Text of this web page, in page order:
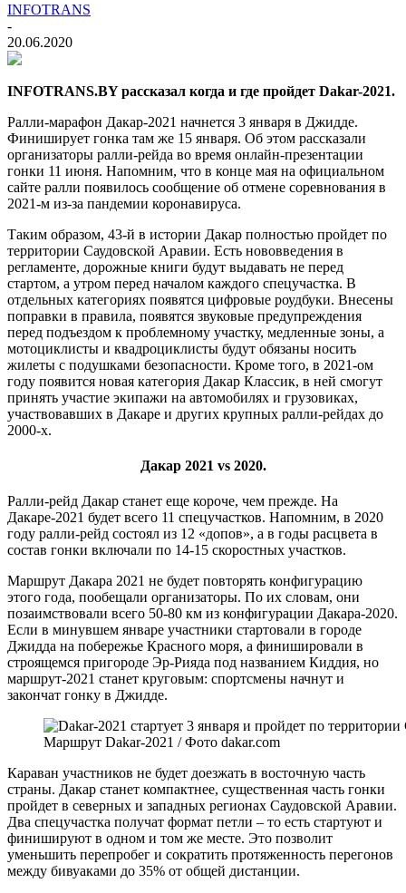
INFOTRANS
-
20.06.2020
INFOTRANS.BY рассказал когда и где пройдет Dakar-2021.
Ралли-марафон Дакар-2021 начнется 3 января в Джидде.
Финиширует гонка там же 15 января. Об этом рассказали
организаторы ралли-рейда во время онлайн-презентации
гонки 11 июня. Напомним, что в конце мая на официальном
сайте ралли появилось сообщение об отмене соревнования в
2021-м из-за пандемии коронавируса.
Таким образом, 43-й в истории Дакар полностью пройдет по
территории Саудовской Аравии. Есть нововведения в
регламенте, дорожные книги будут выдавать не перед
стартом, а утром перед началом каждого спецучастка. В
отдельных категориях появятся цифровые роудбуки. Внесены
поправки в правила, появятся звуковые предупреждения
перед подъездом к проблемному участку, медленные зоны, а
мотоциклисты и квадроциклисты будут обязаны носить
жилеты с подушками безопасности. Кроме того, в 2021-ом
году появится новая категория Дакар Классик, в ней смогут
принять участие экипажи на автомобилях и грузовиках,
участвовавших в Дакаре и других крупных ралли-рейдах до
2000-х.
Дакар 2021 vs 2020.
Ралли-рейд Дакар станет еще короче, чем прежде. На
Дакаре-2021 будет всего 11 спецучастков. Напомним, в 2020
году ралли-рейд состоял из 12 «допов», а в годы расцвета в
состав гонки включали по 14-15 скоростных участков.
Маршрут Дакара 2021 не будет повторять конфигурацию
этого года, пообещали организаторы. По их словам, они
позаимствовали всего 50-80 км из конфигурации Дакара-2020.
Если в минувшем январе участники стартовали в городе
Джидда на побережье Красного моря, а финишировали в
строящемся пригороде Эр-Рияда под названием Киддия, но
маршрут-2021 станет круговым: спортсмены начнут и
закончат гонку в Джидде.
Маршрут Dakar-2021 / Фото dakar.com
Караван участников не будет доезжать в восточную часть
страны. Дакар станет компактнее, существенная часть гонки
пройдет в северных и западных регионах Саудовской Аравии.
Два спецучастка получат формат петли – то есть стартуют и
финишируют в одном и том же месте. Это позволит
уменьшить перепробег и сократить протяженность перегонов
между бивуаками до 35% от общей дистанции.